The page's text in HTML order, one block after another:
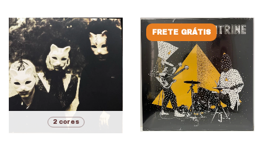
2 cores
FRETE GRÁTIS